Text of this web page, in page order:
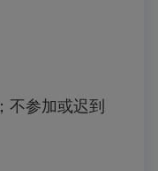
不参加或迟到